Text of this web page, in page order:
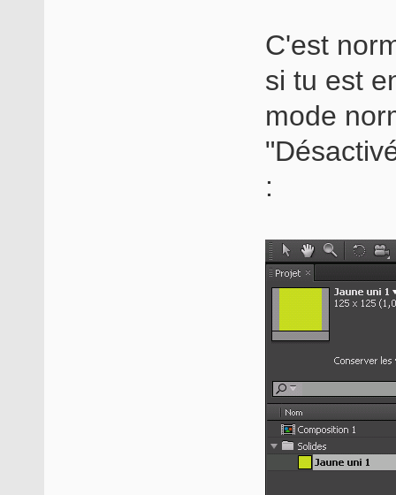
C'est
si tu est
mode
: